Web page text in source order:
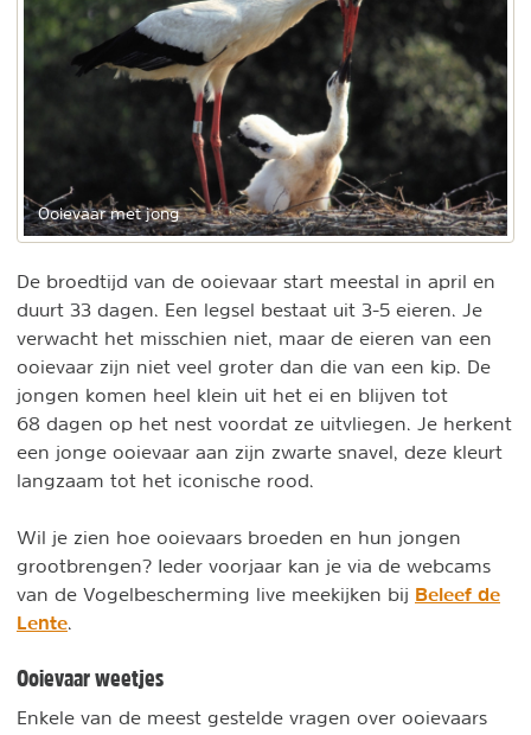
Ooievaar met jong
De broedtijd van de ooievaar start meestal in april en
duurt 33 dagen. Een legsel bestaat uit 3-5 eieren. Je
verwacht het misschien niet, maar de eieren van een
ooievaar zijn niet veel groter dan die van een kip. De
jongen komen heel klein uit het ei en blijven tot
68 dagen op het nest voordat ze uitvliegen. Je herkent
een jonge ooievaar aan zijn zwarte snavel, deze kleurt
langzaam tot het iconische rood.
Wil je zien hoe ooievaars broeden en hun jongen
grootbrengen? Ieder voorjaar kan je via de webcams
van de Vogelbescherming live meekijken bij Beleef de
Lente
Ooievaar weetjes
Enkele van de meest gestelde vragen over ooievaars